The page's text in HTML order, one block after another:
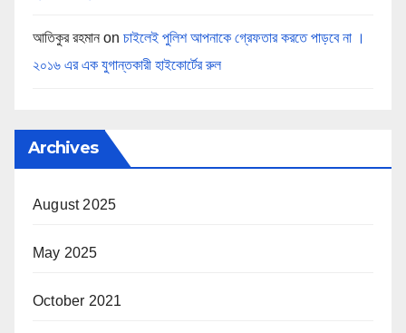
আতিকুর রহমান on চাইলেই পুলিশ আপনাকে গ্রেফতার করতে পাড়বে না ।
২০১৬ এর এক যুগান্তকারী হাইকোর্টের রুল
Archives
August 2025
May 2025
October 2021